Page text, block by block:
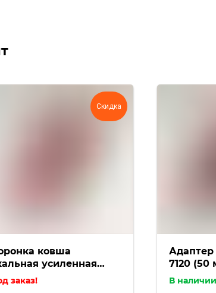
Скидка
ковша
усиленная
K
заказ!
Адаптер
7120 (50
В